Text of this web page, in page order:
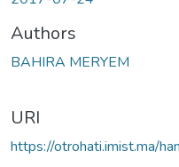
Authors
BAHIRA MERYEM
URI
https://otrohati.imist.ma/